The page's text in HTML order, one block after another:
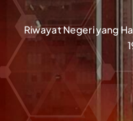
Riwayat Negeri yang